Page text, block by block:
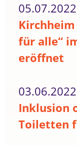
05.07.2022
für alle“
eröffnet
03.06.2022
Inklusion
Toiletten